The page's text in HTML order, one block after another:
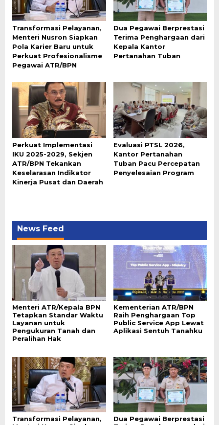
Transformasi Pelayanan,
Menteri Nusron Siapkan
Pola Karier Baru untuk
Perkuat Profesionalisme
Pegawai ATR/BPN
Dua Pegawai Berprestasi
Terima Penghargaan dari
Kepala Kantor
Pertanahan Tuban
Perkuat Implementasi
IKU 2025-2029, Sekjen
ATR/BPN Tekankan
Keselarasan Indikator
Kinerja Pusat dan Daerah
Evaluasi PTSL 2026,
Kantor Pertanahan
Tuban Pacu Percepatan
Penyelesaian Program
News Feed
Menteri ATR/Kepala BPN
Tetapkan Standar Waktu
Layanan untuk
Pengukuran Tanah dan
Peralihan Hak
Kementerian ATR/BPN
Raih Penghargaan Top
Public Service App Lewat
Aplikasi Sentuh Tanahku
Transformasi Pelayanan,
Dua Pegawai Berprestasi